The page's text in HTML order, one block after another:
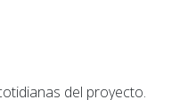
del proyecto.